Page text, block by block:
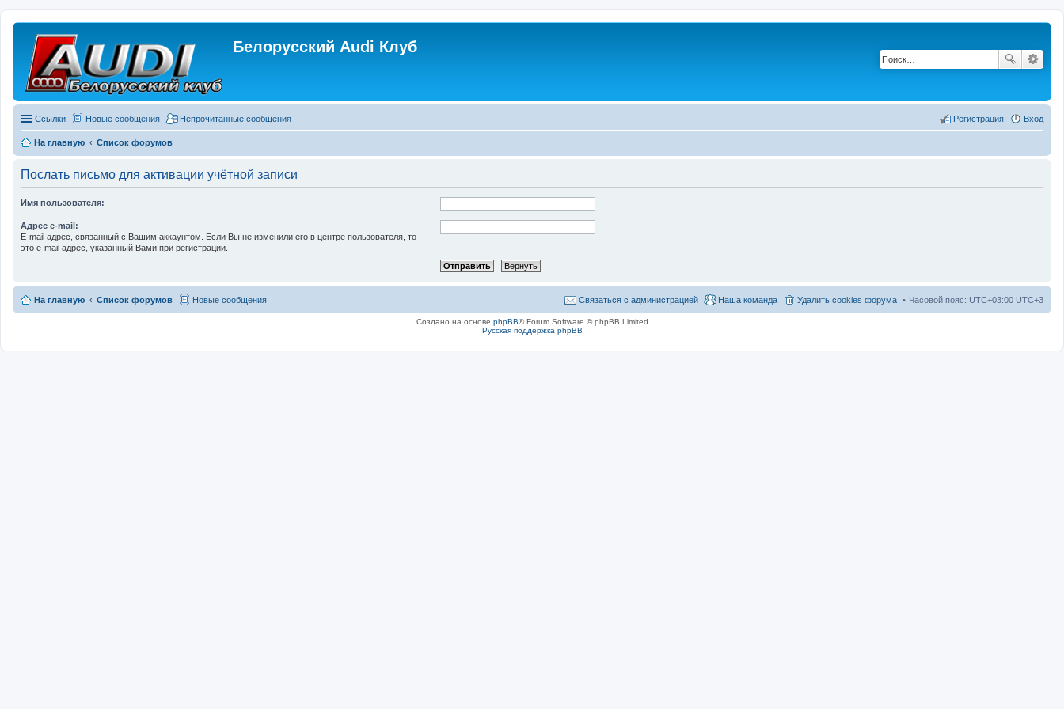
Белорусский Audi Клуб
Ссылки Новые сообщения Непрочитанные сообщения Вход
Регистрация
На главную Список форумов
Послать письмо для активации учётной записи
Имя пользователя:
Адрес e-mail:
E-mail адрес, связанный с Вашим аккаунтом. Если Вы не изменили его в центре пользователя, то
это e-mail адрес, указанный Вами при регистрации.
На главную Список форумов Новые сообщения Часовой пояс: UTC+03:00 UTC+3
Удалить cookies форума
Наша команда
Связаться с администрацией
Создано на основе phpBB® Forum Software © phpBB Limited
Русская поддержка phpBB